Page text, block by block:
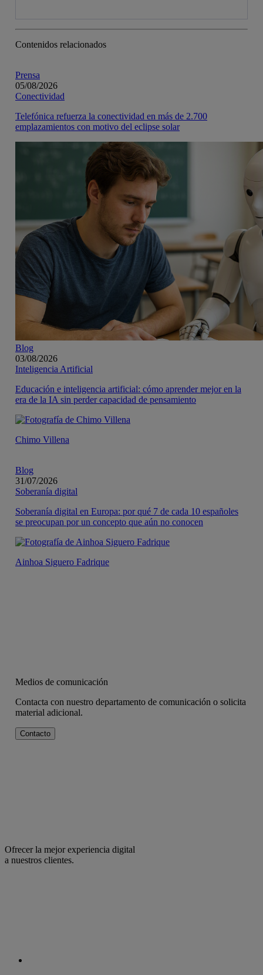
Contenidos relacionados
Prensa
05/08/2026
Conectividad
Telefónica refuerza la conectividad en más de 2.700
emplazamientos con motivo del eclipse solar
Blog
03/08/2026
Inteligencia Artificial
Educación e inteligencia artificial: cómo aprender mejor en la
era de la IA sin perder capacidad de pensamiento
Chimo Villena
Blog
31/07/2026
Soberanía digital
Soberanía digital en Europa: por qué 7 de cada 10 españoles
se preocupan por un concepto que aún no conocen
Ainhoa Siguero Fadrique
Medios de comunicación
Contacta con nuestro departamento de comunicación o solicita
material adicional.
Contacto
Ofrecer la mejor experiencia digital
a nuestros clientes.